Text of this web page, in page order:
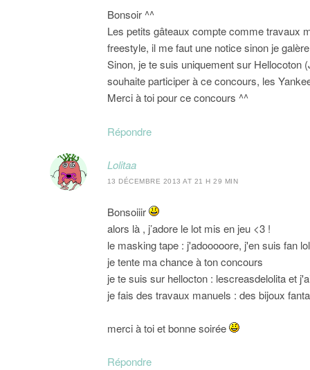
Bonsoir ^^
Les petits gâteaux compte comme travaux
freestyle, il me faut une notice sinon je
Sinon, je te suis uniquement sur Hellocoton
souhaite participer à ce concours, les
Merci à toi pour ce concours ^^
Répondre
Lolitaa
13 DÉCEMBRE 2013 AT 21 H 29 MIN
Bonsoiiir
alors là , j’adore le lot mis en jeu <3 !
le masking tape : j'adooooore, j'en suis fan lol
je tente ma chance à ton concours
je te suis sur hellocton : lescreasdelolita et
je fais des travaux manuels : des bijoux
merci à toi et bonne soirée
Répondre